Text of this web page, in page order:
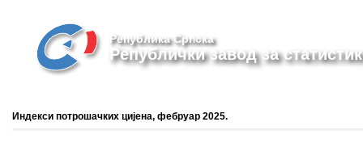
Република Српска
Републички завод за
Индекси потрошачких цијена, фебруар 2025.